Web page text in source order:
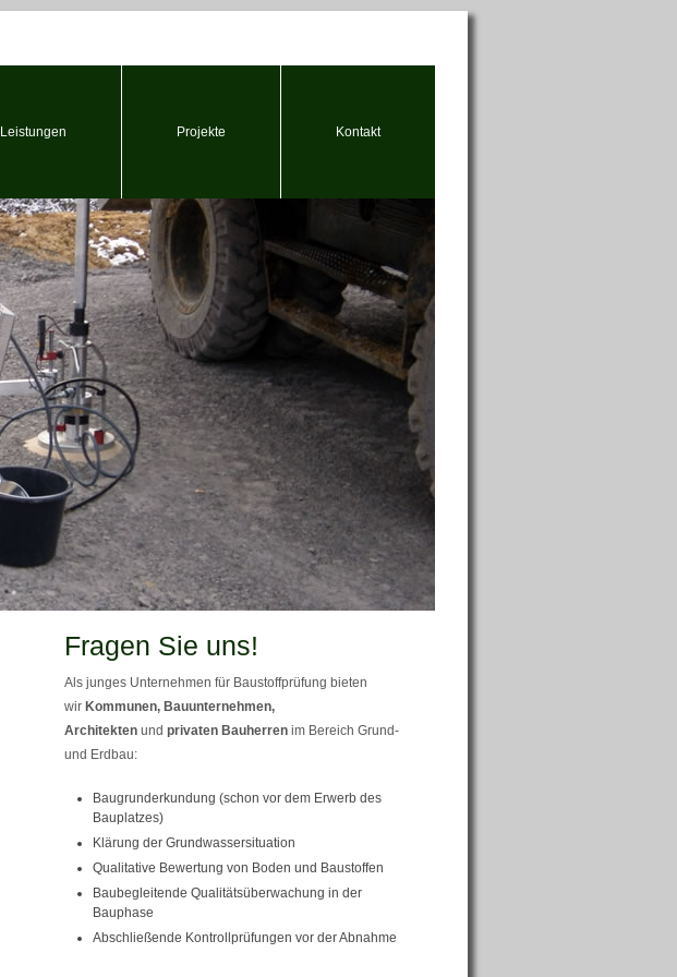
Leistungen Projekte Kontakt
Fragen Sie uns!
Als junges Unternehmen für Baustoffprüfung bieten
wir Kommunen, Bauunternehmen,
Architekten und privaten Bauherren im Bereich Grund-
und Erdbau:
Baugrunderkundung (schon vor dem Erwerb des
Bauplatzes)
Klärung der Grundwassersituation
Qualitative Bewertung von Boden und Baustoffen
Baubegleitende Qualitätsüberwachung in der
Bauphase
Abschließende Kontrollprüfungen vor der Abnahme